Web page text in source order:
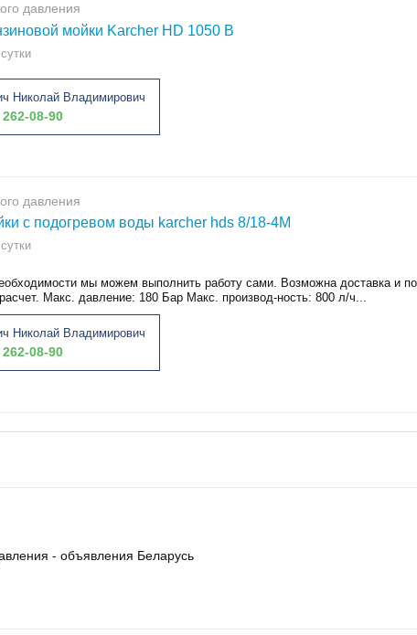
давления
мойки Karcher HD 1050 B
Николай Владимирович
08-90
давления
с подогревом воды karcher hds 8/18-4М
мы можем выполнить работу сами. Возможна доставка и
Макс. давление: 180 Бар Макс. производ-ность: 800 л/ч...
Николай Владимирович
08-90
- объявления Беларусь